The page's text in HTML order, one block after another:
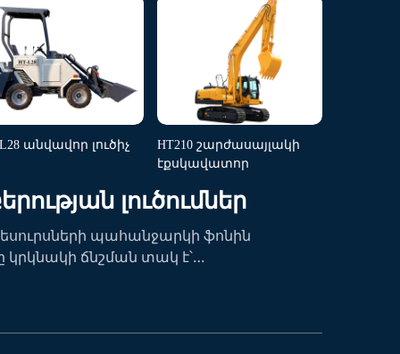
անվավոր լուծիչ
HT210 շարժասայլակի
էքսկավատոր
լուծումներ
պահանջարկի ֆոնին
կրկնակի ճնշման տակ է՝
Մենք առաջարկում ենք բարձր